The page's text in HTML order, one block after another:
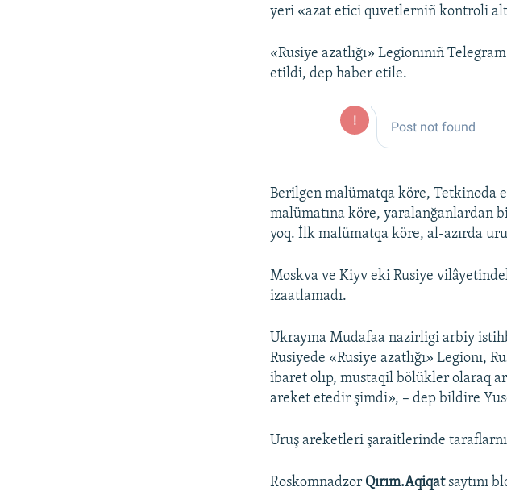
yeri «azat etici quvetlerniñ kontroli
«Rusiye azatlığı» Legionınıñ
etildi, dep haber etile.
Berilgen malümatqa köre, Tetkinoda
malümatına köre, yaralanğanlardan
yoq. İlk malümatqa köre, al-azırda
Moskva ve Kiyv eki Rusiye
izaatlamadı.
Ukrayına Mudafaa nazirligi arbiy
Rusiyede «Rusiye azatlığı» Legionı,
ibaret olıp, mustaqil bölükler olaraq
areket etedir şimdi», – dep bildire
Uruş areketleri şaraitlerinde
Roskomnadzor Qırım.Aqiqatsaytını